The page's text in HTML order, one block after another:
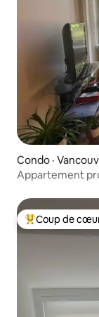
Condo ·
Appartement
Coup de cœur
Coup de